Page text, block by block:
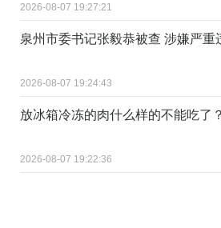
2026-08-07 19:27:21
泉州市委书记张毅恭被查 涉嫌严重
2026-08-07 19:24:43
放冰箱冷冻的肉什么样的不能吃了？
2026-08-07 19:22:36